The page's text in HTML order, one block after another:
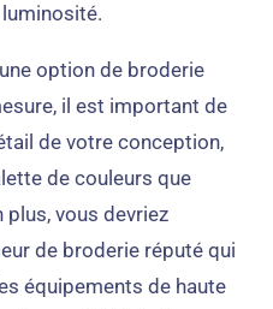
option de broderie
il est important de
de votre conception,
de couleurs que
plus, vous devriez
de broderie réputé qui
équipements de haute